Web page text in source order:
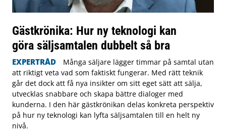
Gästkrönika: Hur ny teknologi kan
göra säljsamtalen dubbelt så bra
EXPERTRÅD
Många säljare lägger timmar på samtal utan
att riktigt veta vad som faktiskt fungerar. Med rätt teknik
går det dock att få nya insikter om sitt eget sätt att sälja,
utvecklas snabbare och skapa bättre dialoger med
kunderna. I den här gästkrönikan delas konkreta perspektiv
på hur ny teknologi kan lyfta säljsamtalen till en helt ny
nivå.